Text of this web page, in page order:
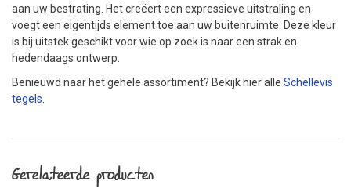
aan uw bestrating. Het creëert een expressieve uitstraling en
voegt een eigentijds element toe aan uw buitenruimte. Deze kleur
is bij uitstek geschikt voor wie op zoek is naar een strak en
hedendaags ontwerp.
Benieuwd naar het gehele assortiment? Bekijk hier alle Schellevis
tegels
Gerelateerde producten